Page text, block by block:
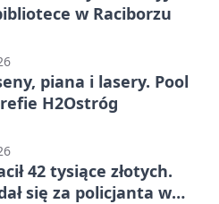
w Raciborzu
piana i lasery. Pool
H2Ostróg
42 tysiące złotych.
się za policjanta w